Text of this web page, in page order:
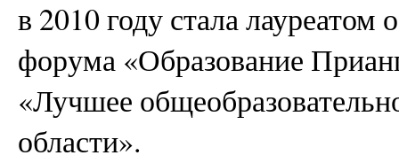
в 2010 году стала лауреатом
форума «Образование
«Лучшее
области».